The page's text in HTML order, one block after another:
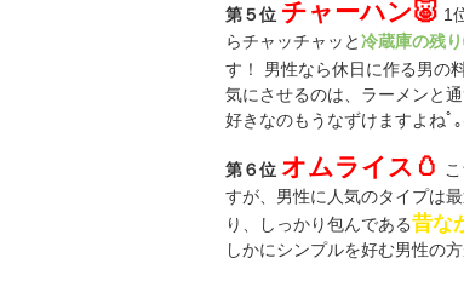
第５位 チャーハン🐷 1
らチャッチャッと 冷蔵庫の残
す！ 男性なら休日に作る男の
気にさせるのは、ラーメンと
好きなのもうなずけますよねﾟ
第６位 オムライス🥚
すが、男性に人気のタイプは
り、しっかり包んである昔な
しかにシンプルを好む男性の